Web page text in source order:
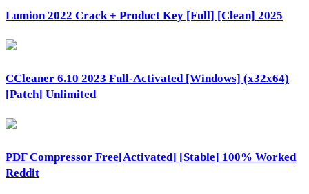
Lumion 2022 Crack + Product Key [Full] [Clean] 2025
CCleaner 6.10 2023 Full-Activated [Windows] (x32x64)
[Patch] Unlimited
PDF Compressor Free[Activated] [Stable] 100% Worked
Reddit